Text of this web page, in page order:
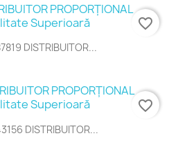
DISTRIBUITOR...
favorite_border
DISTRIBUITOR...
favorite_border